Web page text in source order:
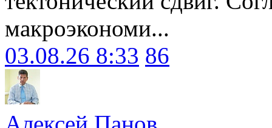
макроэкономи...
03.08.26 8:33 86